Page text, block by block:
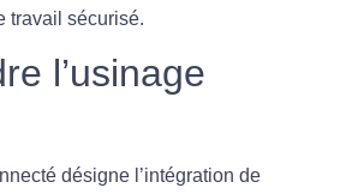
travail sécurisé.
l’usinage
désigne l’intégration de